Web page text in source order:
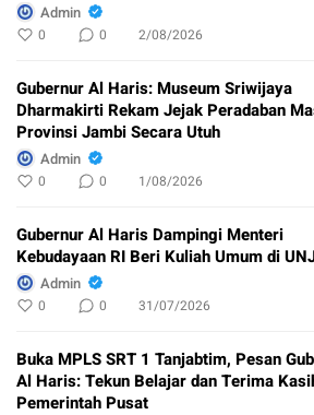
Admin
0 0 2/08/2026
Gubernur Al Haris: Museum Sriwijaya
Dharmakirti Rekam Jejak Peradaban
Provinsi Jambi Secara Utuh
Admin
0 0 1/08/2026
Gubernur Al Haris Dampingi Menteri
Kebudayaan RI Beri Kuliah Umum di
Admin
0 0 31/07/2026
Buka MPLS SRT 1 Tanjabtim, Pesan
Al Haris: Tekun Belajar dan Terima
Pemerintah Pusat